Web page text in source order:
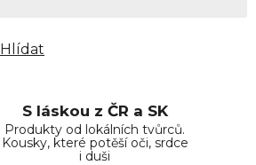
Hlídat
S láskou z ČR a SK
Produkty od lokálních tvůrců.
Kousky, které potěší oči, srdce
i duši